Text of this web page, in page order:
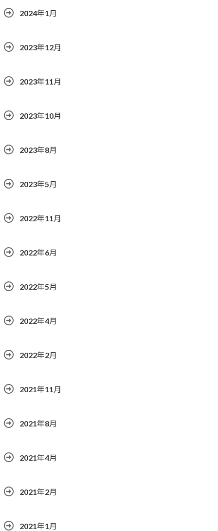
2024年1月
2023年12月
2023年11月
2023年10月
2023年8月
2023年5月
2022年11月
2022年6月
2022年5月
2022年4月
2022年2月
2021年11月
2021年8月
2021年4月
2021年2月
2021年1月